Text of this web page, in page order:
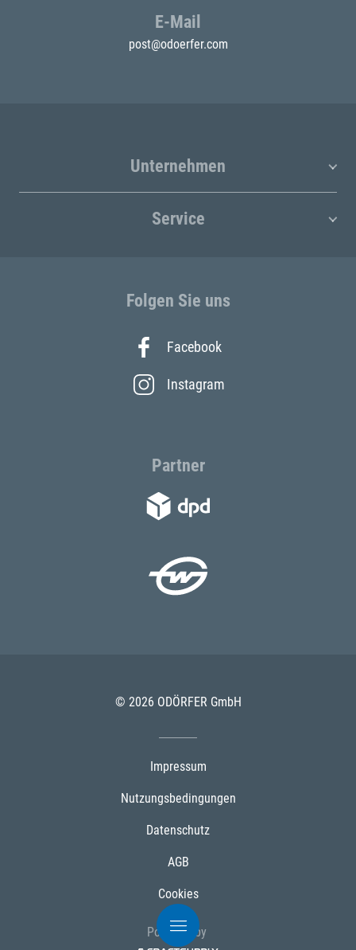
E-Mail
post@odoerfer.com
Unternehmen
Service
Folgen Sie uns
Facebook
Instagram
Partner
© 2026 ODÖRFER GmbH
Impressum
Nutzungsbedingungen
Datenschutz
AGB
Cookies
Powered by